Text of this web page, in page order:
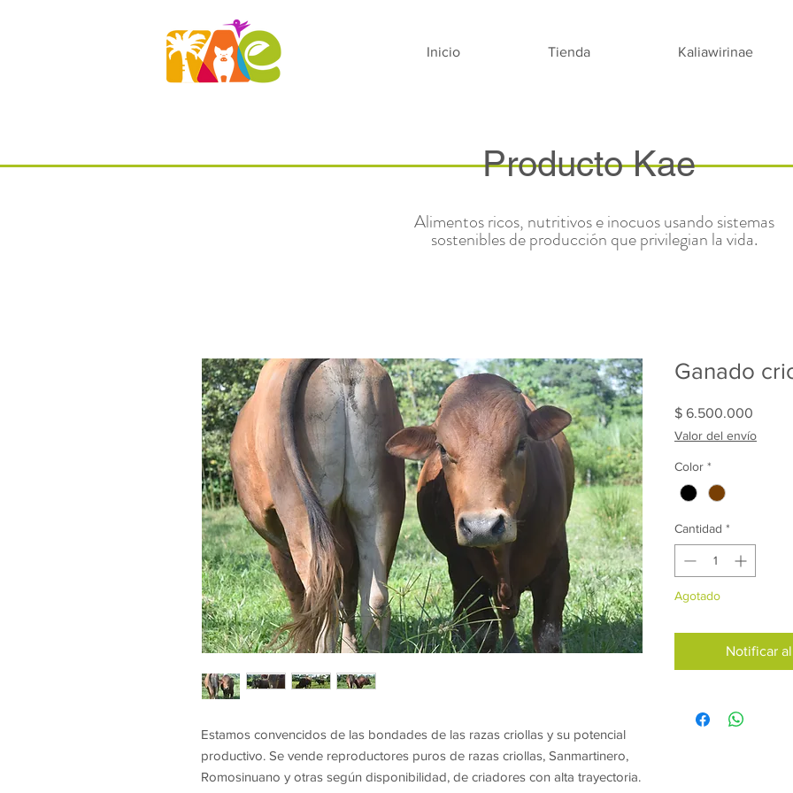
Inicio Tienda Kaliawirinae
Producto Kae
Alimentos ricos, nutritivos e inocuos usando sistemas
sostenibles de producción que privilegian la vida.
Estamos convencidos de las bondades de las razas criollas y su potencial
productivo. Se vende reproductores puros de razas criollas, Sanmartinero,
Romosinuano y otras según disponibilidad, de criadores con alta trayectoria.
Ganado
$ 6.500.000
Valor del envío
Color *
Cantidad *
Agotado
Notificar